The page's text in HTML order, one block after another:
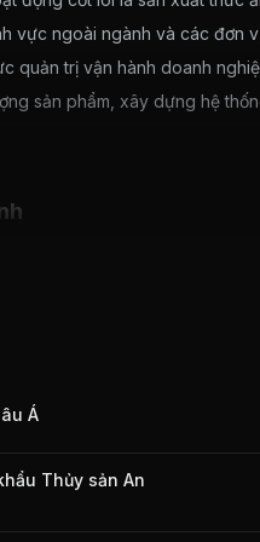
vực ngoài ngành và các đơn
quản trị vận hành doanh
sản phẩm, xây dựng hệ
từ nước ngoài. Các cơ
các rào cản phi thuế quan
Á
Thủy sản An